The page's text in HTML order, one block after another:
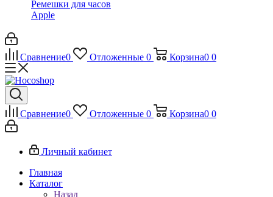
Ремешки для часов
Apple
Сравнение0 Отложенные 0 Корзина0 0
Сравнение0 Отложенные 0 Корзина0 0
Личный кабинет
Главная
Каталог
Назад